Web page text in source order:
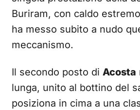
Buriram, con caldo
ha messo subito a nudo
meccanismo.
Il secondo posto di Acosta
lunga, unito al bottino del
posiziona in cima a una